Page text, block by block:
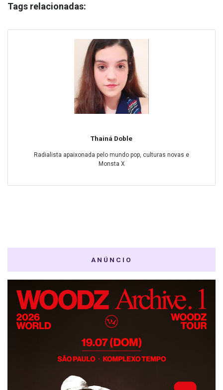
Tags relacionadas:
Thainá Doble
Radialista apaixonada pelo mundo pop, culturas novas e
Monsta X
ANÚNCIO